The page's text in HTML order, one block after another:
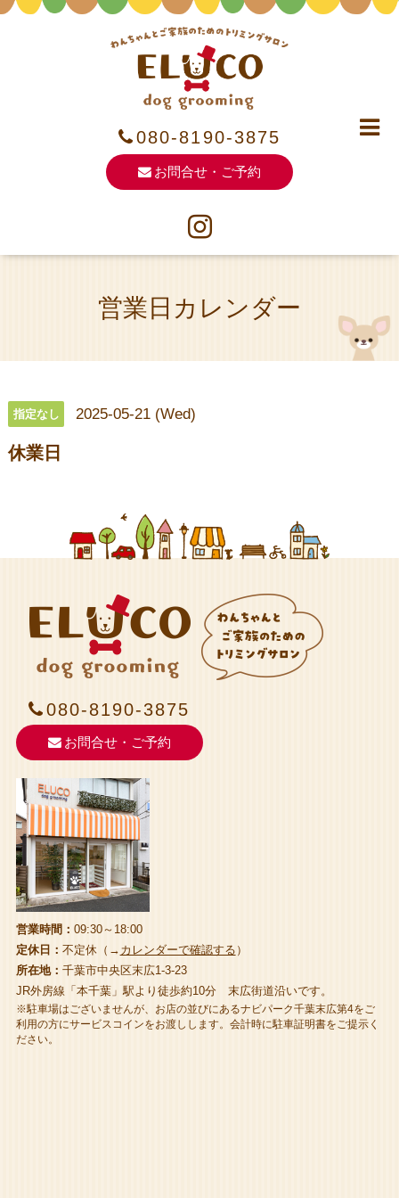
080-8190-3875
お問合せ・ご予約
営業日カレンダー
指定なし 2025-05-21 (Wed)
休業日
080-8190-3875
お問合せ・ご予約
営業時間： 09:30～18:00
定休日： 不定休（→ カレンダーで確認する ）
所在地： 千葉市中央区末広1-3-23
JR外房線「本千葉」駅より徒歩約10分 末広街道沿いです。
※駐車場はございませんが、お店の並びにあるナビパーク千葉末広第4をご
利用の方にサービスコインをお渡しします。会計時に駐車証明書をご提示く
ださい。